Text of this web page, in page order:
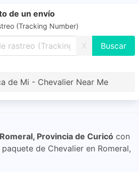
de un envío
(Tracking Number)
X
de Mi - Chevalier Near Me
Romeral, Provincia de Curicó con
de Chevalier en Romeral,